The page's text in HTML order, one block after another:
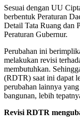
Sesuai dengan UU
berbentuk Peraturan
Detail Tata Ruang dan
Peraturan Gubernur.
Perubahan ini
melakukan revisi
membutuhkan.
(RDTR) saat ini dapat
perubahan lainnya
bangunan, lebih
Revisi RDTR